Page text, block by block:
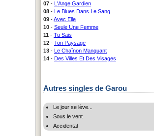
07 - L'Ange Gardien
08 - Le Blues Dans Le Sang
09 -Avec Elle
10 - Seule Une Femme
11 - Tu Sais
12 - Ton Paysage
13 - Le Chaînon Manquant
14 - Des Villes Et Des Visages
Autres singles de Garou
Le jour se lève...
Sous le vent
Accidental